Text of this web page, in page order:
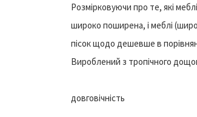
Розмірковуючи про те, які
широко поширена, і меблі
пісок щодо дешевше в
Вироблений з тропічного
довговічність